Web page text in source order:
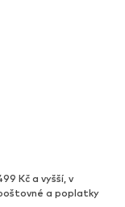
Kč a vyšší, v
a poplatky